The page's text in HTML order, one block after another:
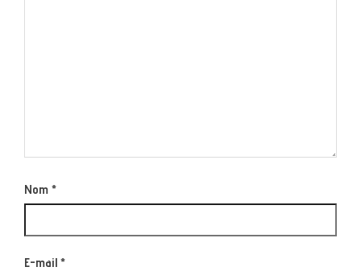
Nom *
E-mail *